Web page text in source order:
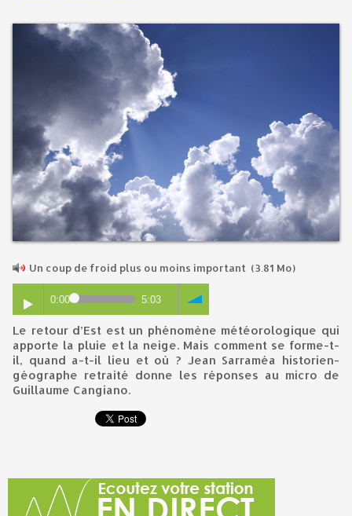
Un coup de froid plus ou moins important (3.81 Mo)
0:00 5:03
Le retour d’Est est un phénomène météorologique qui
apporte la pluie et la neige. Mais comment se forme-t-
il, quand a-t-il lieu et où ? Jean Sarraméa historien-
géographe retraité donne les réponses au micro de
Guillaume Cangiano.